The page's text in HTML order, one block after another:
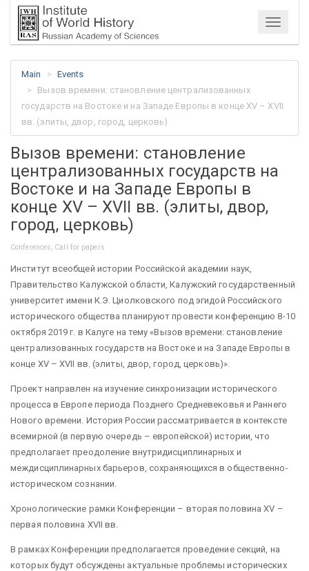
Menu
Main
Events
Вызов времени: становление централизованных
государств на Востоке и на Западе Европы в конце XV – XVII
вв. (элиты, двор, город, церковь)
Вызов времени: становление
централизованных государств на
Востоке и на Западе Европы в
конце XV – XVII вв. (элиты, двор,
город, церковь)
Conferences, Call for papers
Институт всеобщей истории Российской академии наук,
Правительство Калужской области, Калужский государственный
университет имени К.Э. Циолковского под эгидой Российского
исторического общества планируют провести конференцию 8-10
октября 2019 г. в Калуге на тему «Вызов времени: становление
централизованных государств на Востоке и на Западе Европы в
конце XV – XVII вв. (элиты, двор, город, церковь)».
Проект направлен на изучение синхронизации исторического
процесса в Европе периода Позднего Средневековья и Раннего
Нового времени. История России рассматривается в контексте
всемирной (в первую очередь – европейской) истории, что
предполагает преодоление внутридисциплинарных и
междисциплинарных барьеров, сохраняющихся в общественно-
историческом сознании.
Хронологические рамки Конференции – вторая половина XV –
первая половина XVII вв.
В рамках Конференции предполагается проведение секций, на
которых будут обсуждены актуальные проблемы исторических